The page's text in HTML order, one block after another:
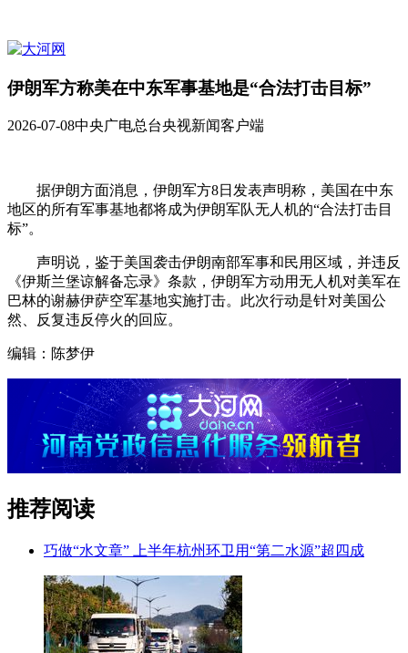
伊朗军方称美在中东军事基地是“合法打击目标”
2026-07-08中央广电总台央视新闻客户端
据伊朗方面消息，伊朗军方8日发表声明称，美国在中东
地区的所有军事基地都将成为伊朗军队无人机的“合法打击目
标”。
声明说，鉴于美国袭击伊朗南部军事和民用区域，并违反
《伊斯兰堡谅解备忘录》条款，伊朗军方动用无人机对美军在
巴林的谢赫伊萨空军基地实施打击。此次行动是针对美国公
然、反复违反停火的回应。
编辑：陈梦伊
推荐阅读
巧做“水文章” 上半年杭州环卫用“第二水源”超四成